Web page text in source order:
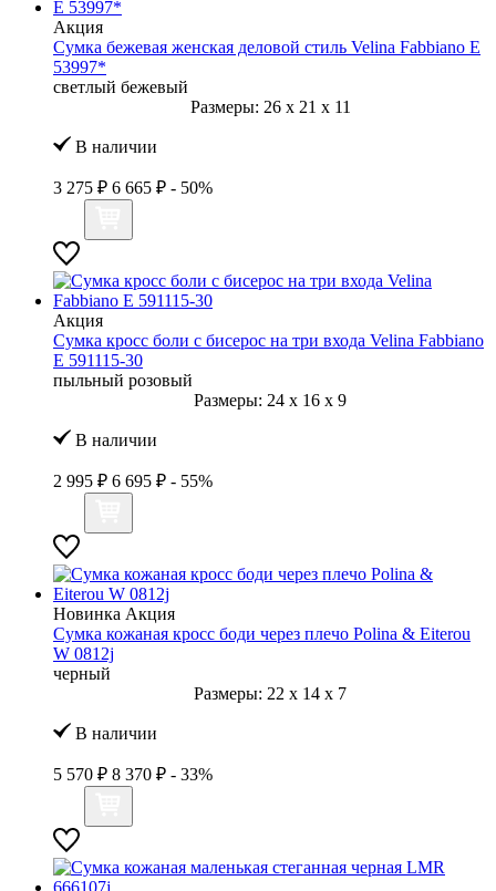
Акция
Сумка бежевая женская деловой стиль Velina Fabbiano E
53997*
светлый бежевый
Размеры: 26 x 21 x 11
В наличии
3 275 ₽ 6 665 ₽ - 50%
Акция
Сумка кросс боли с бисерос на три входа Velina Fabbiano
E 591115-30
пыльный розовый
Размеры: 24 x 16 x 9
В наличии
2 995 ₽ 6 695 ₽ - 55%
Новинка Акция
Сумка кожаная кросс боди через плечо Polina & Eiterou
W 0812j
черный
Размеры: 22 x 14 x 7
В наличии
5 570 ₽ 8 370 ₽ - 33%